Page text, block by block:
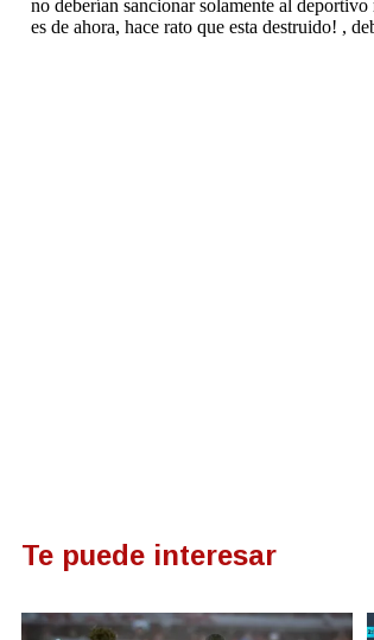
Te puede interesar